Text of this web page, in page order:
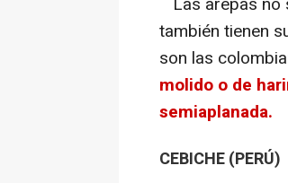
también tienen
son las
molido o de
semiaplanada.
CEBICHE (PERÚ)